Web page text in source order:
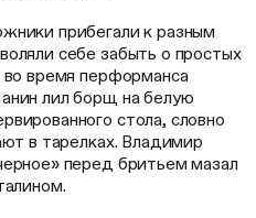
прибегали к разным
себе забыть о простых
во время перформанса
лил борщ на белую
стола, словно
в тарелках. Владимир
перед бритьем мазал